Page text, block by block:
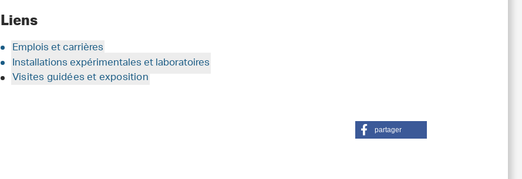
Liens
Emplois et carrières
Installations expérimentales et laboratoires
Visites guidées et exposition
partager